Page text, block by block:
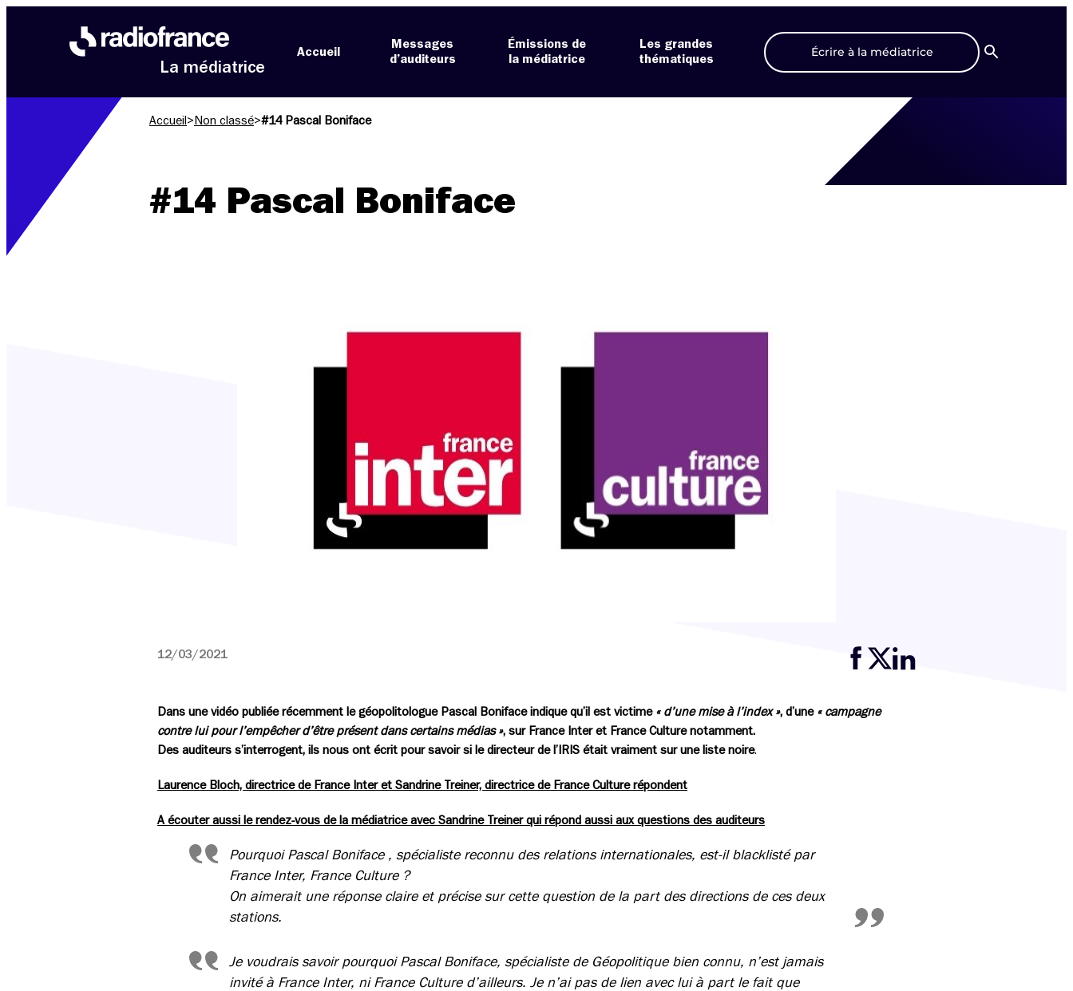
La médiatrice
Accueil
Messages
d’auditeurs
Émissions de
la médiatrice
Les grandes
thématiques
Écrire à la médiatrice
Recherche
Accueil > Non classé>#14 Pascal Boniface
#14 Pascal Boniface
12/03/2021
Dans une vidéo publiée récemment le géopolitologue Pascal Boniface indique qu’il est victime « d’une mise à l’index », d’une « campagne
contre lui pour l’empêcher d’être présent dans certains médias », sur France Inter et France Culture notamment.
Des auditeurs s’interrogent, ils nous ont écrit pour savoir si le directeur de l’IRIS était vraiment sur une liste noire.
Laurence Bloch, directrice de France Inter et Sandrine Treiner, directrice de France Culture répondent
A écouter aussi le rendez-vous de la médiatrice avec Sandrine Treiner qui répond aussi aux questions des auditeurs
Pourquoi Pascal Boniface , spécialiste reconnu des relations internationales, est-il blacklisté par
France Inter, France Culture ?
On aimerait une réponse claire et précise sur cette question de la part des directions de ces deux
stations.
Je voudrais savoir pourquoi Pascal Boniface, spécialiste de Géopolitique bien connu, n’est jamais
invité à France Inter, ni France Culture d’ailleurs. Je n’ai pas de lien avec lui à part le fait que